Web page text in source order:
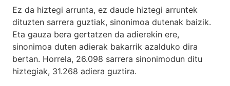
Ez da hiztegi arrunta, ez daude hiztegi arruntek
dituzten sarrera guztiak, sinonimoa dutenak baizik.
Eta gauza bera gertatzen da adierekin ere,
sinonimoa duten adierak bakarrik azalduko dira
bertan. Horrela, 26.098 sarrera sinonimodun ditu
hiztegiak, 31.268 adiera guztira.